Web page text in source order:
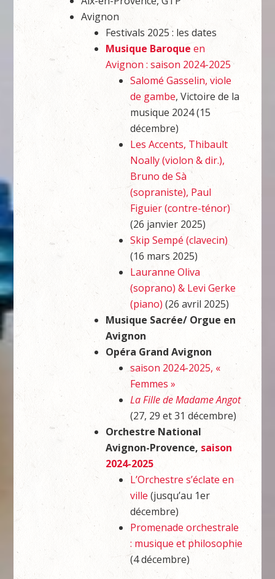
Avignon
Festivals 2025 : les dates
Musique Baroque en
Avignon : saison 2024-2025
Salomé Gasselin, viole
de gambe, Victoire de la
musique 2024 (15
décembre)
Les Accents, Thibault
Noally (violon & dir.),
Bruno de Sà
(sopraniste), Paul
Figuier (contre-ténor)
(26 janvier 2025)
Skip Sempé (clavecin)
(16 mars 2025)
Lauranne Oliva
(soprano) & Levi Gerke
(piano) (26 avril 2025)
Musique Sacrée/ Orgue en
Avignon
Opéra Grand Avignon
saison 2024-2025, «
Femmes »
La Fille de Madame Angot
(27, 29 et 31 décembre)
Orchestre National
Avignon-Provence, saison
2024-2025
L’Orchestre s’éclate en
ville (jusqu’au 1er
décembre)
Promenade orchestrale
: musique et philosophie
(4 décembre)